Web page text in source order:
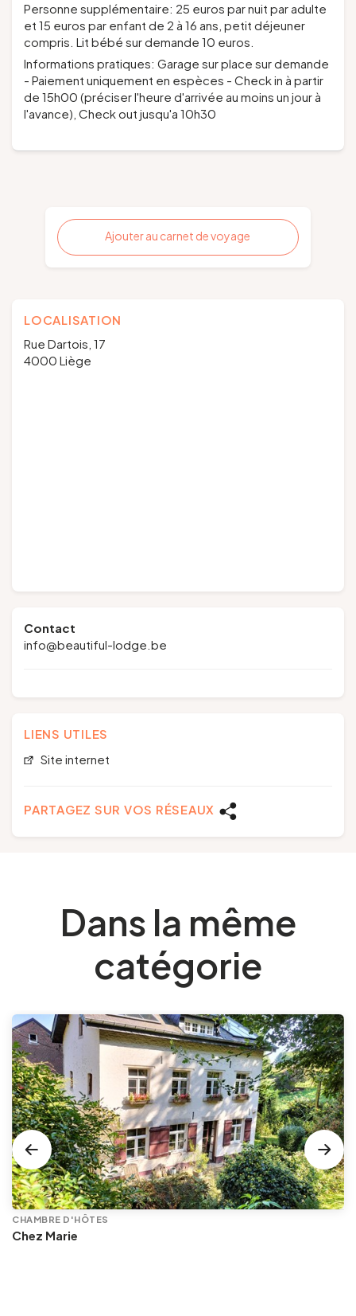
Personne supplémentaire: 25 euros par nuit par adulte
et 15 euros par enfant de 2 à 16 ans, petit déjeuner
compris. Lit bébé sur demande 10 euros.
Informations pratiques: Garage sur place sur demande
- Paiement uniquement en espèces - Check in à partir
de 15h00 (préciser l'heure d'arrivée au moins un jour à
l'avance), Check out jusqu'a 10h30
Ajouter au carnet de voyage
LOCALISATION
Rue Dartois, 17
4000 Liège
Contact
info@beautiful-lodge.be
LIENS UTILES
Site internet
PARTAGEZ SUR VOS RÉSEAUX
Dans la même
catégorie
CHAMBRE D'HÔTES
Chez Marie